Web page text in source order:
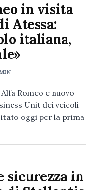
in visita
Atessa:
italiana,
Romeo e nuovo
Unit dei veicoli
oggi per la prima
sicurezza in